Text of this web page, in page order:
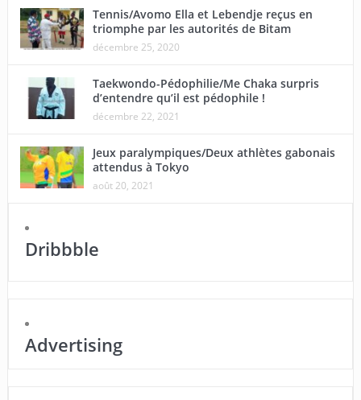
Tennis/Avomo Ella et Lebendje reçus en
triomphe par les autorités de Bitam
décembre 25, 2020
Taekwondo-Pédophilie/Me Chaka surpris
d’entendre qu’il est pédophile !
décembre 22, 2021
Jeux paralympiques/Deux athlètes gabonais
attendus à Tokyo
août 20, 2021
Dribbble
Advertising